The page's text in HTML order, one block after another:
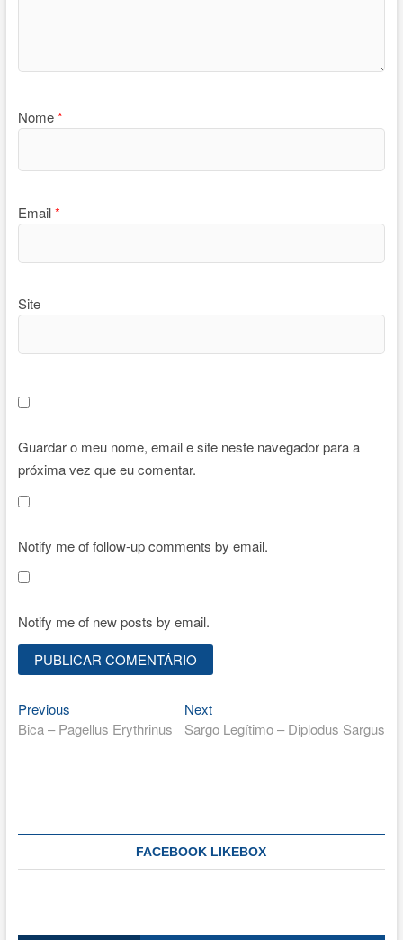
Nome*
Email*
Site
Guardar o meu nome, email e site neste navegador para a
próxima vez que eu comentar.
Notify me of follow-up comments by email.
Notify me of new posts by email.
Navegação
de
PreviousPrevious
post:
Bica – Pagellus Erythrinus
NextNext
post:
Sargo Legítimo – Diplodus Sargus
FACEBOOK LIKEBOX